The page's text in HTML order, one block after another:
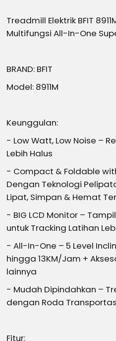
Treadmill Elektrik BFIT
Multifungsi All-In-One
BRAND: BFIT
Model: 8911M
Keunggulan:
- Low Watt, Low Noise –
Lebih Halus
- Compact & Foldable
Dengan Teknologi
Lipat, Simpan & Hemat
- BIG LCD Monitor –
untuk Tracking Latihan
- All-In-One – 5 Level
hingga 13KM/Jam +
lainnya
- Mudah Dipindahkan –
dengan Roda
Fitur: